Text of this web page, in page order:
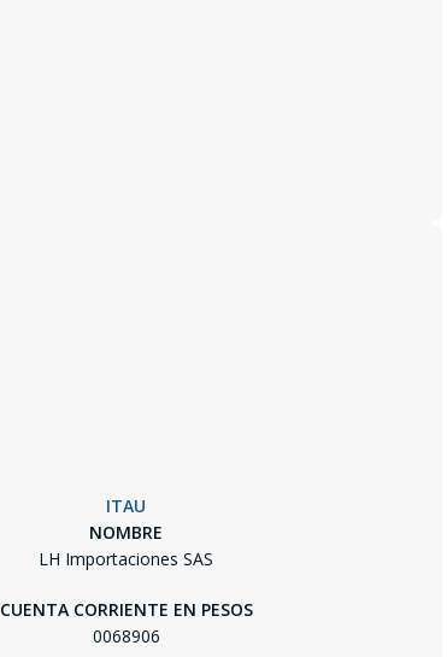
ITAU
NOMBRE
LH Importaciones SAS
CUENTA CORRIENTE EN PESOS
0068906